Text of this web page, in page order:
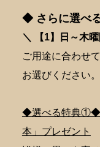
◆ さらに選べ
＼ 【1】日～木
ご用途に合わせ
お選びください。
◆選べる特典①◆
本」プレゼント